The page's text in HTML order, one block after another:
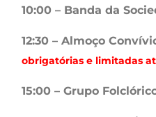
10:00 – Banda da
12:30 – Almoço
obrigatórias e limitadas
15:00 – Grupo